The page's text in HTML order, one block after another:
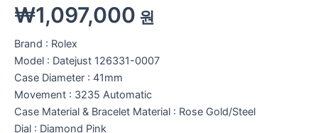
₩1,097,000 원
Brand : Rolex
Model : Datejust 126331-0007
Case Diameter : 41mm
Movement : 3235 Automatic
Case Material & Bracelet Material : Rose Gold/Steel
Dial : Diamond Pink